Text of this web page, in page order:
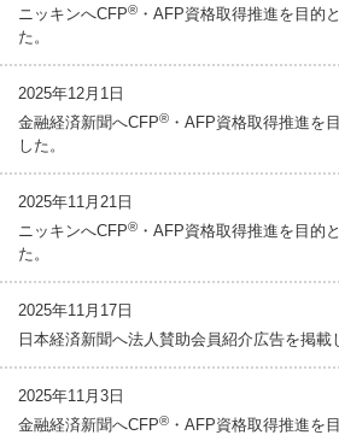
ニッキンへCFP® ・AFP資格取得推進を目的
た。
2025年12月1日
金融経済新聞へCFP® ・AFP資格取得推進を
した。
2025年11月21日
ニッキンへCFP® ・AFP資格取得推進を目的
た。
2025年11月17日
日本経済新聞へ法人賛助会員紹介広告を掲載
2025年11月3日
金融経済新聞へCFP® ・AFP資格取得推進を